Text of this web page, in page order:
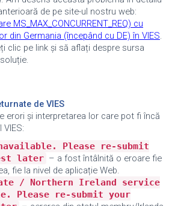
de pe site-ul nostru web:
MS_MAX_CONCURRENT_REQ) cu
din Germania (începând cu DE) în VIES.
clic pe link și să aflați despre sursa
.
de VIES
erori și interpretarea lor care pot fi încă
:
Please re-submit
later – a fost întâlnită o eroare fie
fie la nivel de aplicație Web.
/ Northern Ireland service
Please re-submit your